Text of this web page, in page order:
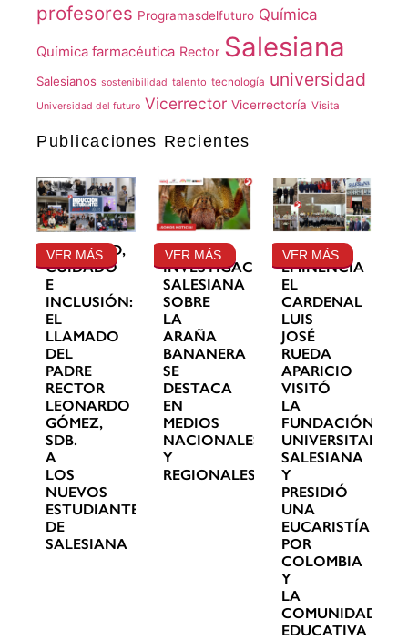
profesores Programasdelfuturo Química
Química farmacéutica Rector Salesiana
Salesianos sostenibilidad talento tecnología universidad
Universidad del futuro Vicerrector Vicerrectoría Visita
Publicaciones Recientes
GRATITUD,
CUIDADO
E
INCLUSIÓN:
EL
LLAMADO
DEL
PADRE
RECTOR
LEONARDO
GÓMEZ,
SDB.
A
LOS
NUEVOS
ESTUDIANTES
DE
SALESIANA
VER MÁS
LA
INVESTIGACIÓN
SALESIANA
SOBRE
LA
ARAÑA
BANANERA
SE
DESTACA
EN
MEDIOS
NACIONALES
Y
REGIONALES
VER MÁS
SU
EMINENCIA
EL
CARDENAL
LUIS
JOSÉ
RUEDA
APARICIO
VISITÓ
LA
FUNDACIÓN
UNIVERSITARIA
SALESIANA
Y
PRESIDIÓ
UNA
EUCARISTÍA
POR
COLOMBIA
Y
LA
COMUNIDAD
EDUCATIVA
VER MÁS